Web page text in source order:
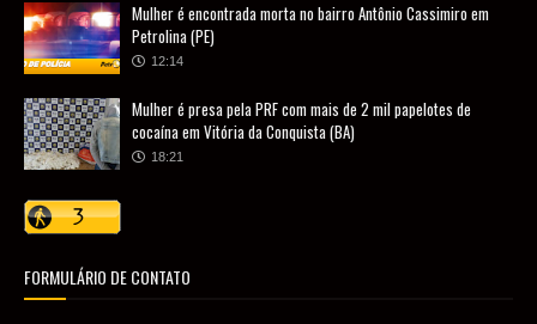
Mulher é encontrada morta no bairro Antônio Cassimiro em
Petrolina (PE)
12:14
Mulher é presa pela PRF com mais de 2 mil papelotes de
cocaína em Vitória da Conquista (BA)
18:21
FORMULÁRIO DE CONTATO